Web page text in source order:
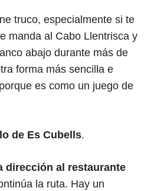
truco, especialmente si te
manda al Cabo Llentrisca y
abajo durante más de
forma más sencilla e
es como un juego de
de Es Cubells.
dirección al restaurante
la ruta. Hay un